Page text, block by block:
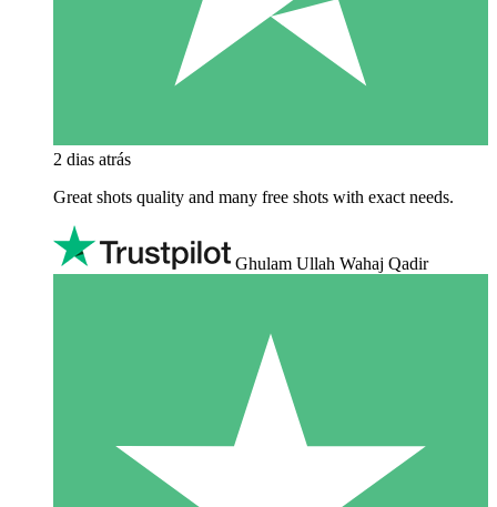
2 dias atrás
Great shots quality and many free shots with exact needs.
Ghulam Ullah Wahaj Qadir